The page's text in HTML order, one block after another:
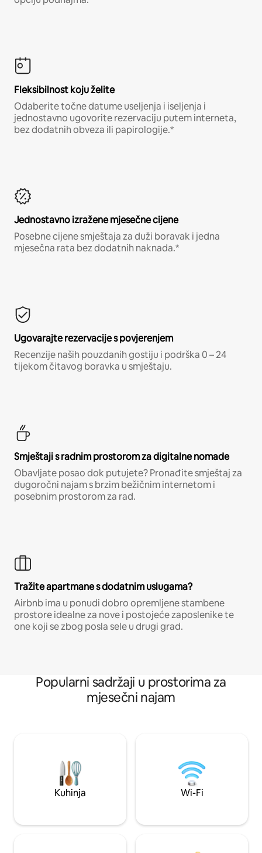
Fleksibilnost koju želite
Odaberite točne datume useljenja i iseljenja i
jednostavno ugovorite rezervaciju putem interneta,
bez dodatnih obveza ili papirologije.*
Jednostavno izražene mjesečne cijene
Posebne cijene smještaja za duži boravak i jedna
mjesečna rata bez dodatnih naknada.*
Ugovarajte rezervacije s povjerenjem
Recenzije naših pouzdanih gostiju i podrška 0 – 24
tijekom čitavog boravka u smještaju.
Smještaji s radnim prostorom za digitalne nomade
Obavljate posao dok putujete? Pronađite smještaj za
dugoročni najam s brzim bežičnim internetom i
posebnim prostorom za rad.
Tražite apartmane s dodatnim uslugama?
Airbnb ima u ponudi dobro opremljene stambene
prostore idealne za nove i postojeće zaposlenike te
one koji se zbog posla sele u drugi grad.
Popularni sadržaji u prostorima za
mjesečni najam
Kuhinja Wi-Fi